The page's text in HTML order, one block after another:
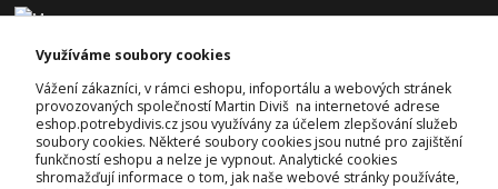
KONTAKTY
Josef Diviš
+420 728 382 742
(Po-Pá, 7-17hod.)
Využíváme soubory cookies
Vážení zákazníci, v rámci eshopu, infoportálu a webových stránek
provozovaných společností Martin Diviš na internetové adrese
eshop.potrebydivis.cz jsou využívány za účelem zlepšování služeb
soubory cookies. Některé soubory cookies jsou nutné pro zajištění
funkčností eshopu a nelze je vypnout. Analytické cookies
shromažďují informace o tom, jak naše webové stránky používáte,